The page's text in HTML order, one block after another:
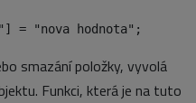
= "nova hodnota";
smazání položky, vyvolá
Funkci, která je na tuto